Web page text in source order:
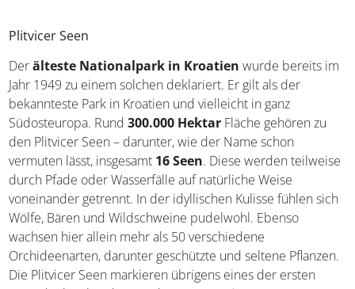
Kroatiens auf den Wanderwegen oder Kletterrouten und
genießt so den ruhigen Kontrast zu Shopping, Party und
Sightseeing. Drei der Nationalparks stellen wir euch
nachfolgend kurz vor.
Plitvicer Seen
Derälteste Nationalpark in Kroatienwurde bereits
im Jahr 1949 zu einem solchen deklariert. Er gilt als der
bekannteste Park in Kroatien und vielleicht in ganz
Südosteuropa. Rund300.000 HektarFläche gehören zu
den Plitvicer Seen – darunter, wie der Name schon
vermuten lässt, insgesamt16 Seen. Diese werden